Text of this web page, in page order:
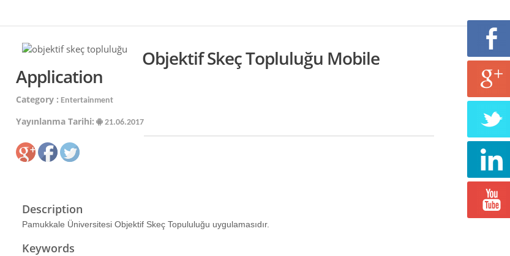
Objektif Skeç Topluluğu Mobile
Application
Category : Entertainment
Yayınlanma Tarihi: 21.06.2017
Description
Pamukkale Üniversitesi Objektif Skeç Topululuğu uygulamasıdır.
Keywords